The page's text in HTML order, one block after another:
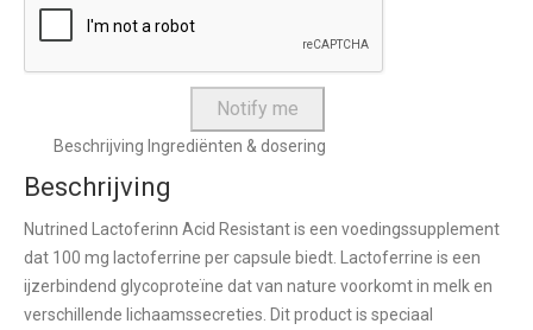
Beschrijving Ingrediënten & dosering
Beschrijving
Nutrined Lactoferinn Acid Resistant is een voedingssupplement
dat 100 mg lactoferrine per capsule biedt. Lactoferrine is een
ijzerbindend glycoproteïne dat van nature voorkomt in melk en
verschillende lichaamssecreties. Dit product is speciaal